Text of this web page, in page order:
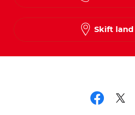
Norwegian
Skift land